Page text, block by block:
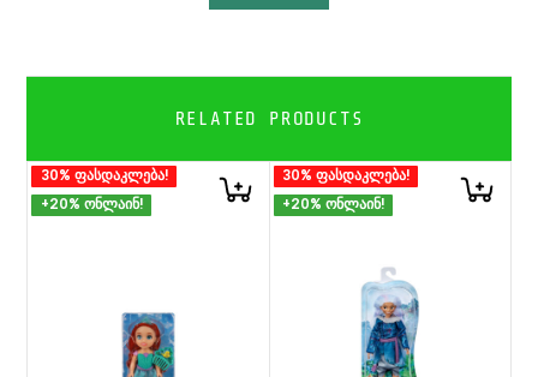
RELATED PRODUCTS
30% ფასდაკლება!
+20% ონლაინ!
30% ფასდაკლება!
+20% ონლაინ!